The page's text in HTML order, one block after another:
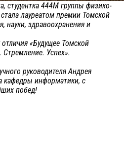
студентка 444М группы физико-
лауреатом премии Томской
науки, здравоохранения и
отличия «Будущее Томской
Успех».
руководителя Андрея
кафедры информатики, с
побед!